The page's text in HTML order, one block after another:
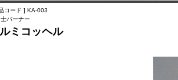
コード ] KA-003
バーナー
ミコッヘル